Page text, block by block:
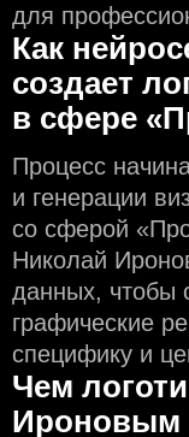
для
Как
создаeт
в сфере
Процесс
и генерации
со сферой
Николай
данных, чтобы
графические
специфику и
Чем
Ироновым